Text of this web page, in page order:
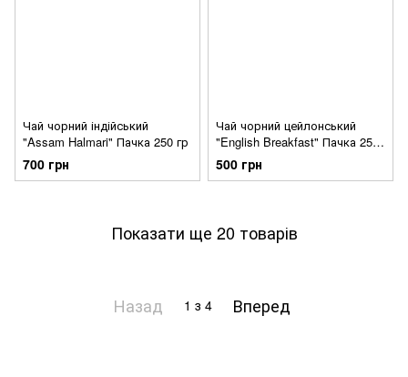
Чай чорний індійський
"Assam Halmari" Пачка 250 гр
700 грн
Чай чорний цейлонський
"English Breakfast" Пачка 250
гр
500 грн
Показати ще 20 товарів
Назад 1 з 4 Вперед